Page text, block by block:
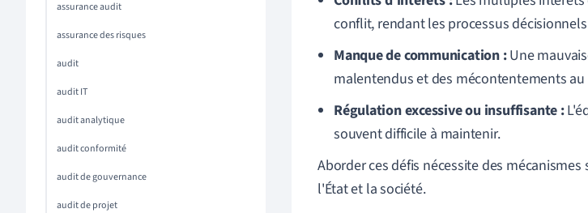
assurance audit
assurance des risques
audit
audit IT
audit analytique
audit conformité
audit de gouvernance
audit de projet
conflit, rendant les processus
Manque de communication :Une
malentendus et des mécontentements au
Régulation excessive ou insuffisante :
souvent difficile à maintenir.
Aborder ces défis nécessite des
l'État et la société.